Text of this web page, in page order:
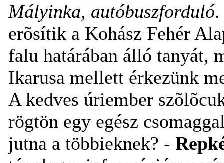
Mályinka, autóbuszforduló
erõsítik a Kohász Fehér
falu határában álló tanyát,
Ikarusa mellett érkezünk
A kedves úriember
rögtön egy egész
jutna a többieknek? -